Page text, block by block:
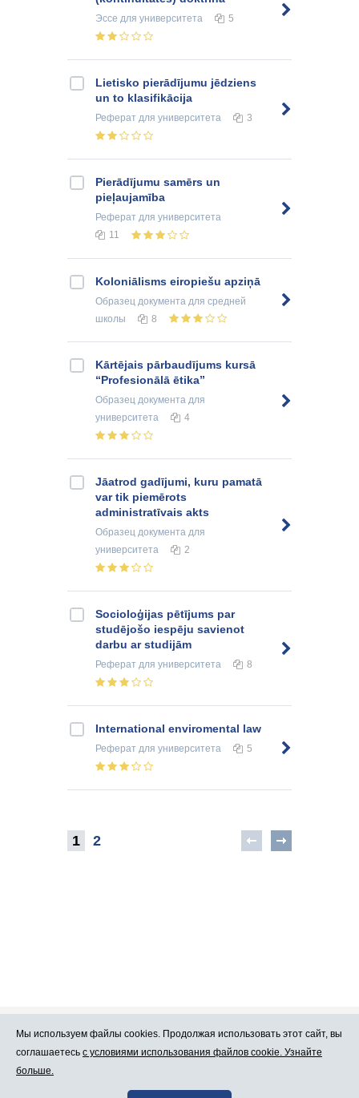
Эссе для университета 5
Lietisko pierādījumu jēdziens
un to klasifikācija
Реферат для университета 3
Pierādījumu samērs un
pieļaujamība
Реферат для университета
11
Koloniālisms eiropiešu apziņā
Образец документа для средней
школы
8
Kārtējais pārbaudījums kursā
“Profesionālā ētika”
Образец документа для
университета
4
Jāatrod gadījumi, kuru pamatā
var tik piemērots
administratīvais akts
Образец документа для
университета
2
Socioloģijas pētījums par
studējošo iespēju savienot
darbu ar studijām
Реферат для университета 8
International enviromental law
Реферат для университета 5
1 2
Про Atlants.lv Реклама
Условия
Мы используем файлы cookies. Продолжая использовать этот сайт, вы
соглашаетесь с условиями использования файлов cookie. Узнайте
больше.